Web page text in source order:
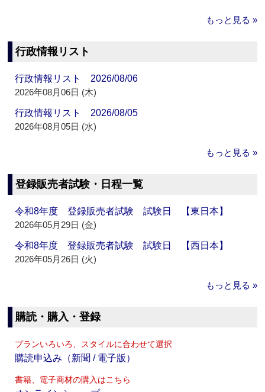
もっと見る »
行政情報リスト
行政情報リスト 2026/08/06
2026年08月06日 (木)
行政情報リスト 2026/08/05
2026年08月05日 (水)
もっと見る »
登録販売者試験・日程一覧
令和8年度 登録販売者試験 試験日 【東日本】
2026年05月29日 (金)
令和8年度 登録販売者試験 試験日 【西日本】
2026年05月26日 (火)
もっと見る »
購読・購入・登録
プランいろいろ、スタイルに合わせて選択
購読申込み（新聞 / 電子版）
書籍、電子商材の購入はこちら